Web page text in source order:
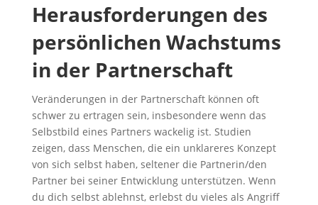
Herausforderungen des
persönlichen Wachstums
in der Partnerschaft
Veränderungen in der Partnerschaft können oft
schwer zu ertragen sein, insbesondere wenn das
Selbstbild eines Partners wackelig ist. Studien
zeigen, dass Menschen, die ein unklareres Konzept
von sich selbst haben, seltener die Partnerin/den
Partner bei seiner Entwicklung unterstützen. Wenn
du dich selbst ablehnst, erlebst du vieles als Angriff